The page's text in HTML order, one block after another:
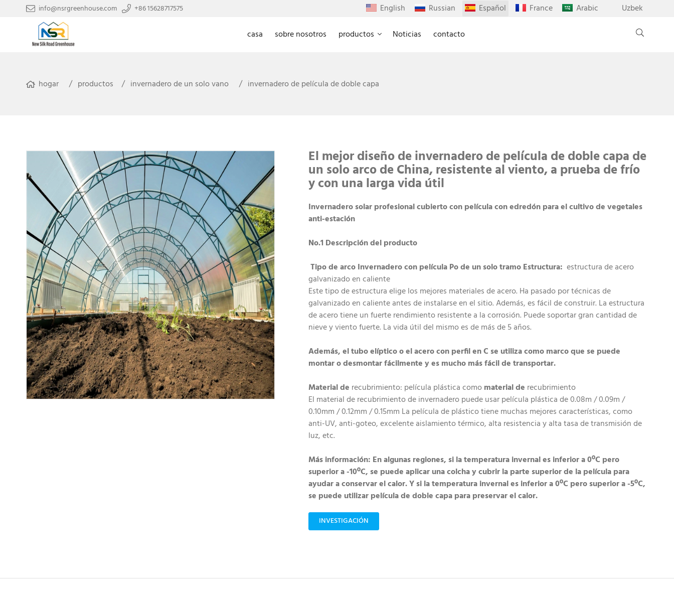
info@nsrgreenhouse.com +86 15628717575 English Russian Español France Arabic
Uzbek
casa
sobre nosotros productos Noticias contacto
hogar productos invernadero de un solo vano invernadero de película de doble capa
El mejor diseño de invernadero de película de doble capa de
un solo arco de China, resistente al viento, a prueba de frío
y con una larga vida útil
Invernadero solar profesional cubierto con película con edredón para el cultivo de vegetales
anti-estación
No.1 Descripción del producto
Tipo de arco Invernadero con película Po de un solo tramo Estructura: estructura de acero
galvanizado en caliente
Este tipo de estructura elige los mejores materiales de acero. Ha pasado por técnicas de
galvanizado en caliente antes de instalarse en el sitio. Además, es fácil de construir. La estructura
de acero tiene un fuerte rendimiento resistente a la corrosión. Puede soportar gran cantidad de
nieve y viento fuerte. La vida útil del mismo es de más de 5 años.
Además, el tubo elíptico o el acero con perfil en C se utiliza como marco que se puede
montar o desmontar fácilmente y es mucho más fácil de transportar.
Material de recubrimiento: película plástica comomaterial de recubrimiento
El material de recubrimiento de invernadero puede usar película plástica de 0.08m / 0.09m /
0.10mm / 0.12mm / 0.15mm La película de plástico tiene muchas mejores características, como
anti-UV, anti-goteo, excelente aislamiento térmico, alta resistencia y alta tasa de transmisión de
luz, etc.
Más información: En algunas regiones, si la temperatura invernal es inferior a 0ºC pero
superior a -10ºC, se puede aplicar una colcha y cubrir la parte superior de la película para
ayudar a conservar el calor. Y si la temperatura invernal es inferior a 0ºC pero superior a -5ºC,
se puede utilizar película de doble capa para preservar el calor.
INVESTIGACIÓN